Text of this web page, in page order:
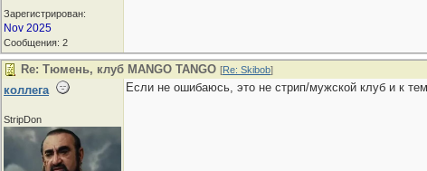
Зарегистрирован:
Nov 2025
Сообщения: 2
Re: Тюмень, клуб MANGO TANGO [Re: Skibob]
коллега
StripDon
Если не ошибаюсь, это не стрип/мужской клуб и к